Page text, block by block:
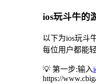
ios玩斗牛的
以下为ios玩斗
每位用户都能
💡 第一步:输入
https://